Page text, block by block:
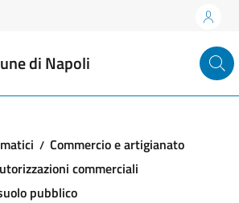
di Napoli
Commercio e artigianato
commerciali
pubblico